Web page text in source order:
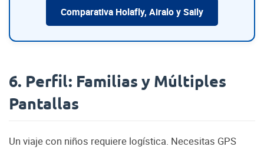
Comparativa Holafly, Airalo y Saily
6. Perfil: Familias y Múltiples
Pantallas
Un viaje con niños requiere logística. Necesitas GPS